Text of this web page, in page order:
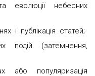
еволюції небесних
і публікація статей;
подій (затемнення,
або популяризація